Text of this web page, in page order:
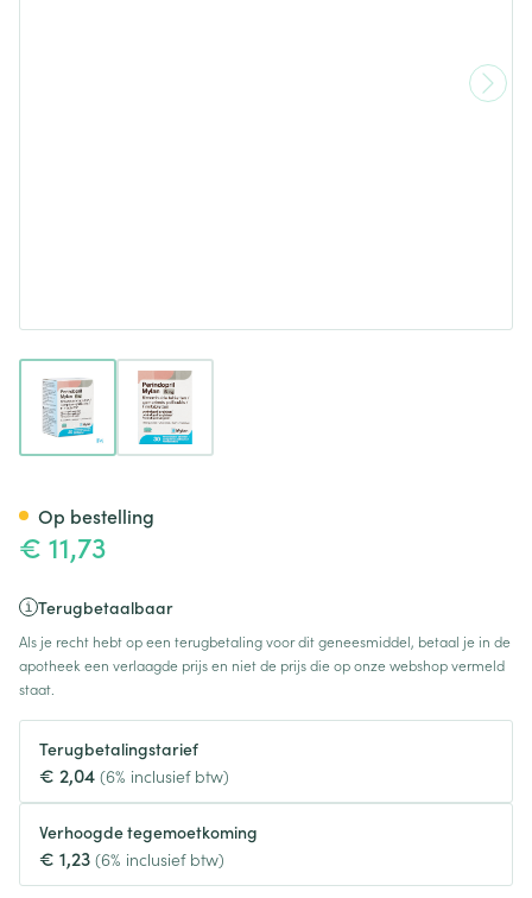
View larger imageView larger image
€ 11,73
Terugbetaalbaar
Als je recht hebt op een terugbetaling voor dit geneesmiddel, betaal je in de
apotheek een verlaagde prijs en niet de prijs die op onze webshop vermeld
staat.
Terugbetalingstarief
€ 2,04 (6% inclusief btw)
Verhoogde tegemoetkoming
€ 1,23 (6% inclusief btw)
Op bestelling